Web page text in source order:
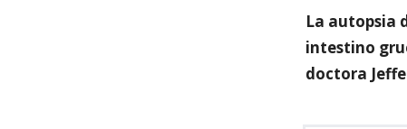
La autopsia
intestino
doctora